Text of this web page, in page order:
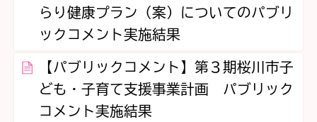
らり健康プラン（案）についてのパブリ
ックコメント実施結果
【パブリックコメント】第３期桜川市子
ども・子育て支援事業計画 パブリック
コメント実施結果